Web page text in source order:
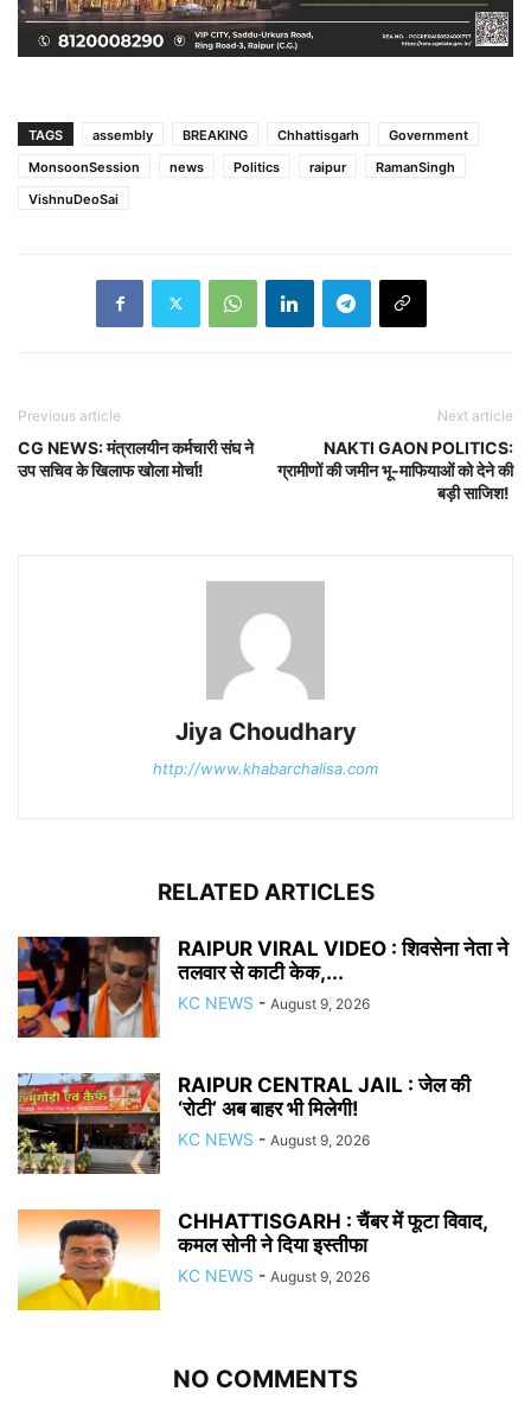
TAGS assembly BREAKING Chhattisgarh
Government
MonsoonSession
news Politics raipur
RamanSingh
VishnuDeoSai
Previous article
CG NEWS: मंत्रालयीन कर्मचारी संघ ने
उप सचिव के खिलाफ खोला मोर्चा!
Next article
NAKTI GAON POLITICS:
ग्रामीणों की जमीन भू-माफियाओं को देने की
बड़ी साजिश!
Jiya Choudhary
http://www.khabarchalisa.com
RELATED ARTICLES
RAIPUR VIRAL VIDEO : शिवसेना नेता ने
तलवार से काटी केक,...
KC NEWS - August 9, 2026
RAIPUR CENTRAL JAIL : जेल की
‘रोटी’ अब बाहर भी मिलेगी!
KC NEWS - August 9, 2026
CHHATTISGARH : चैंबर में फूटा विवाद,
कमल सोनी ने दिया इस्तीफा
KC NEWS - August 9, 2026
NO COMMENTS